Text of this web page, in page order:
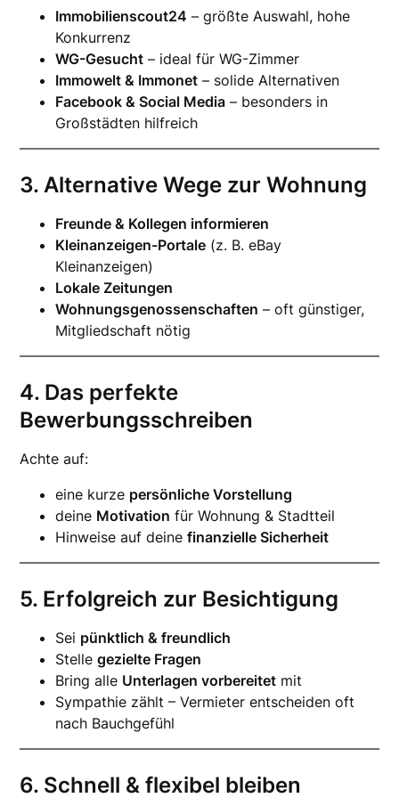
Immobilienscout24 – größte Auswahl, hohe
Konkurrenz
WG-Gesucht – ideal für WG-Zimmer
Immowelt & Immonet – solide Alternativen
Facebook & Social Media – besonders in
Großstädten hilfreich
3. Alternative Wege zur Wohnung
Freunde & Kollegen informieren
Kleinanzeigen-Portale (z. B. eBay
Kleinanzeigen)
Lokale Zeitungen
Wohnungsgenossenschaften – oft günstiger,
Mitgliedschaft nötig
4. Das perfekte
Bewerbungsschreiben
Achte auf:
eine kurze persönliche Vorstellung
deine Motivation für Wohnung & Stadtteil
Hinweise auf deinefinanzielle Sicherheit
5. Erfolgreich zur Besichtigung
Sei pünktlich & freundlich
Stellegezielte Fragen
Bring alle Unterlagen vorbereitet mit
Sympathie zählt – Vermieter entscheiden oft
nach Bauchgefühl
6. Schnell & flexibel bleiben